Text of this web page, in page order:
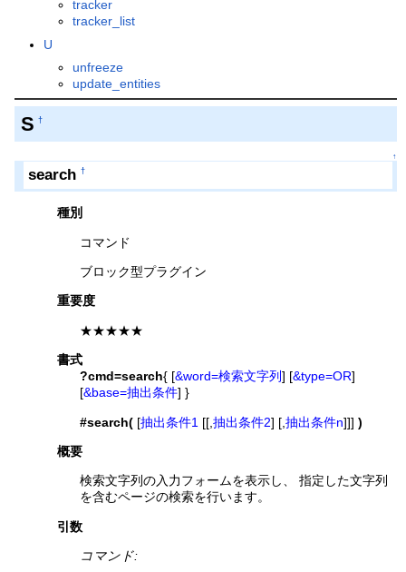
tracker
tracker_list
U
unfreeze
update_entities
S †
↑
search †
種別
コマンド
ブロック型プラグイン
重要度
★★★★★
書式
?cmd=search{ [&word=検索文字列] [&type=OR]
[&base=抽出条件] }
#search( [抽出条件1 [[,抽出条件2] [,抽出条件n]]])
概要
検索文字列の入力フォームを表示し、 指定した文字列
を含むページの検索を行います。
引数
コマンド: